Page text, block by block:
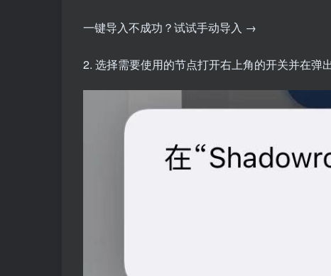
一键导入不成功？试试手动导入 →
2. 选择需要使用的节点打开右上角的开关并在